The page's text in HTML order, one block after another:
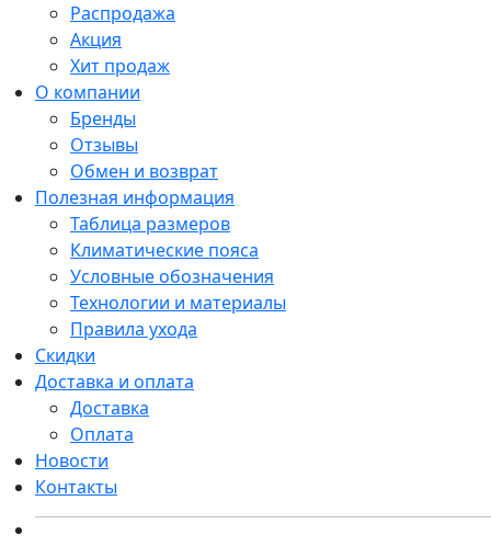
Распродажа
Акция
Хит продаж
О компании
Бренды
Отзывы
Обмен и возврат
Полезная информация
Таблица размеров
Климатические пояса
Условные обозначения
Технологии и материалы
Правила ухода
Скидки
Доставка и оплата
Доставка
Оплата
Новости
Контакты